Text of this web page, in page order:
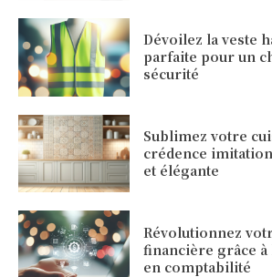
Dévoilez la veste
parfaite pour un
sécurité
Sublimez votre
crédence
et élégante
Révolutionnez
financière grâce
en comptabilité